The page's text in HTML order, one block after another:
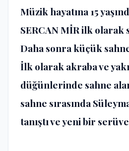
Müzik hayatına 15
SERCAN MİRilk olarak
Daha sonra küçük
İlk olarak akraba ve
düğünlerinde sahne
sahne sırasında
tanıştı ve yeni bir